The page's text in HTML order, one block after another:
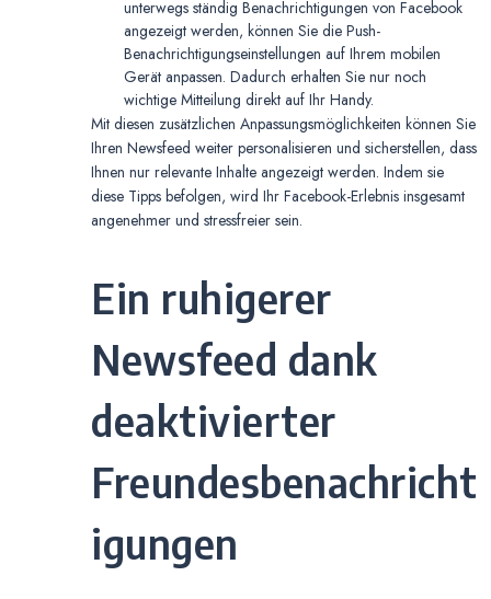
unterwegs ständig Benachrichtigungen von Facebook
angezeigt werden, können Sie die Push-
Benachrichtigungseinstellungen auf Ihrem mobilen
Gerät anpassen. Dadurch erhalten Sie nur noch
wichtige Mitteilung direkt auf Ihr Handy.
Mit diesen zusätzlichen Anpassungsmöglichkeiten können Sie
Ihren Newsfeed weiter personalisieren und sicherstellen, dass
Ihnen nur relevante Inhalte angezeigt werden. Indem sie
diese Tipps befolgen, wird Ihr Facebook-Erlebnis insgesamt
angenehmer und stressfreier sein.
Ein ruhigerer
Newsfeed dank
deaktivierter
Freundesbenachricht
igungen